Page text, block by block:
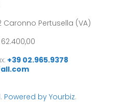
Caronno Pertusella (VA)
62.400,00
+39 02.965.9378
Powered by Yourbiz.